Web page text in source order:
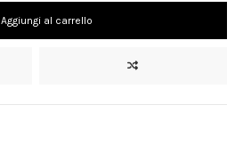
Aggiungi al carrello